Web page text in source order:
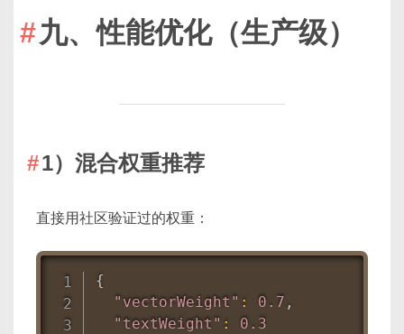
九、性能优化（生产级）
1）混合权重推荐
直接用社区验证过的权重：
{
"vectorWeight" : 0.7 ,
"textWeight" :
0.3